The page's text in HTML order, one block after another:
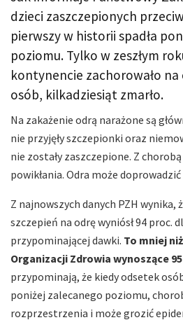
dzieci zaszczepionych
pierwszy w historii spadła
poziomu. Tylko w zeszłym
kontynencie zachorowało
osób, kilkadziesiąt zmarło.
Na zakażenie odrą narażone są
nie przyjęły szczepionki oraz
nie zostały zaszczepione. Z
powikłania. Odra może
Z najnowszych danych PZH wynika,
szczepień na odrę wyniósł 94 proc.
przypominającej dawki. To mniej
Organizacji Zdrowia wynoszące
przypominają, że kiedy odsetek
poniżej zalecanego poziomu,
rozprzestrzenia i może grozić